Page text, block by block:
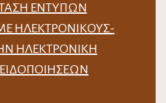
ΈΝΤΥΠΩΝ
ΗΛΕΚΤΡΟΝΙΚΟΎΣ-
ΗΛΕΚΤΡΟΝΙΚΉ